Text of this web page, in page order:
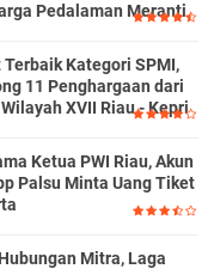
Pedalaman Meranti
Terbaik Kategori SPMI,
11 Penghargaan dari
XVII Riau - Kepri
Ketua PWI Riau, Akun
Palsu Minta Uang Tiket
Mitra, Laga